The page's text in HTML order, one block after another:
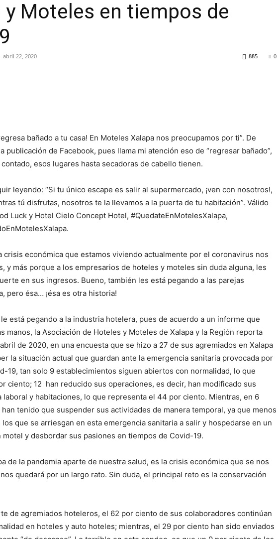
y Moteles en tiempos de
abril 22, 2020 0
885
bañado a tu casa! En Moteles Xalapa nos preocupamos por ti”. De
publicación de Facebook, pues llama mi atención eso de “regresar bañado”,
esos lugares hasta secadoras de cabello tienen.
leyendo: “Si tu único escape es salir al supermercado, ¡ven con nosotros!,
tú disfrutas, nosotros te la llevamos a la puerta de tu habitación”. Válido
Luck y Hotel Cielo Concept Hotel, #QuedateEnMotelesXalapa,
crisis económica que estamos viviendo actualmente por el coronavirus nos
y más porque a los empresarios de hoteles y moteles sin duda alguna, les
en sus ingresos. Bueno, también les está pegando a las parejas
pero ésa… ¡ésa es otra historia!
está pegando a la industria hotelera, pues de acuerdo a un informe que
manos, la Asociación de Hoteles y Moteles de Xalapa y la Región reporta
de 2020, en una encuesta que se hizo a 27 de sus agremiados en Xalapa
la situación actual que guardan ante la emergencia sanitaria provocada por
19, tan solo 9 establecimientos siguen abiertos con normalidad, lo que
ciento; 12 han reducido sus operaciones, es decir, han modificado sus
laboral y habitaciones, lo que representa el 44 por ciento. Mientras, en 6
tenido que suspender sus actividades de manera temporal, ya que menos
que se arriesgan en esta emergencia sanitaria a salir y hospedarse en un
motel y desbordar sus pasiones en tiempos de Covid-19.
de la pandemia aparte de nuestra salud, es la crisis económica que se nos
quedará por un largo rato. Sin duda, el principal reto es la conservación
de agremiados hoteleros, el 62 por ciento de sus colaboradores continúan
en hoteles y auto hoteles; mientras, el 29 por ciento han sido enviados